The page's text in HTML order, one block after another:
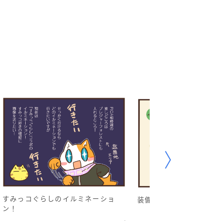
すみっコぐらしのイルミネーショ
ン！
装備それぞれ